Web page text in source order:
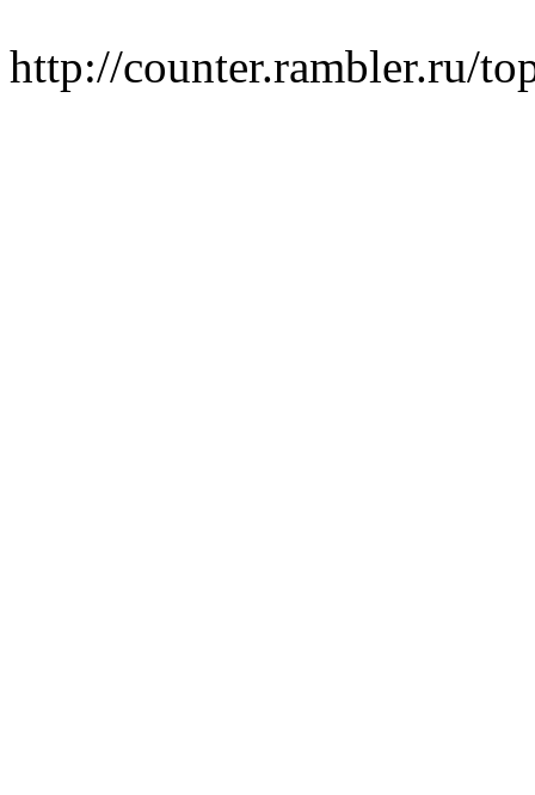
http://counter.rambler.ru/